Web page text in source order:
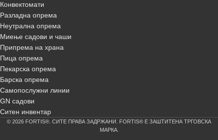
Конвектомати
Разладна опрема
Неутрална опрема
Миење садови и чаши
Припрема на храна
Пица опрема
Пекарска опрема
Барска опрема
Самопослужни линии
GN садови
Ситен инвентар
© 2026 FORTIS®. СИТЕ ПРАВА ЗАДРЖАНИ. FORTIS® Е ЗАШТИТЕНА ТРГОВСКА
МАРКА.